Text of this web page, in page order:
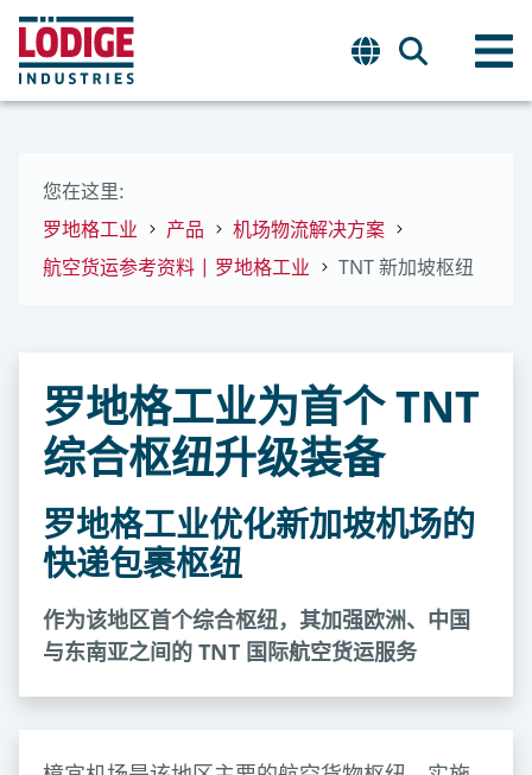
您在这里:
罗地格工业
产品
机场物流解决方案
航空货运参考资料 | 罗地格工业
TNT 新加坡枢纽
罗地格工业为首个 TNT
综合枢纽升级装备
罗地格工业优化新加坡机场的
快递包裹枢纽
作为该地区首个综合枢纽，其加强欧洲、中国
与东南亚之间的 TNT 国际航空货运服务